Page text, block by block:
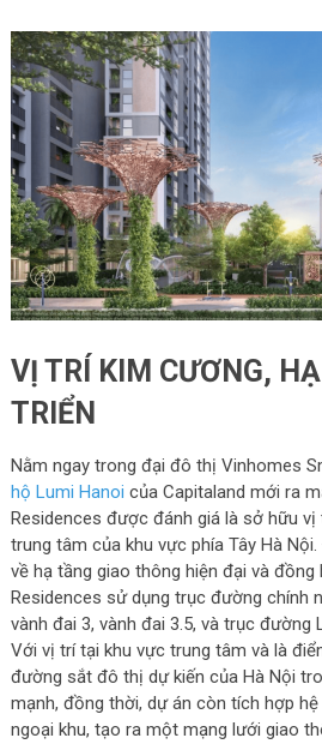
VỊ TRÍ KIM CƯƠNG,
TRIỂN
Nằm ngay trong đại đô thị Vinhomes
hộ Lumi Hanoi của Capitaland mới ra
Residences được đánh giá là sở hữu
trung tâm của khu vực phía Tây Hà
về hạ tầng giao thông hiện đại và đồng
Residences sử dụng trục đường chính
vành đai 3, vành đai 3.5, và trục đường
Với vị trí tại khu vực trung tâm và là
đường sắt đô thị dự kiến của Hà Nội
mạnh, đồng thời, dự án còn tích hợp
ngoại khu, tạo ra một mạng lưới giao